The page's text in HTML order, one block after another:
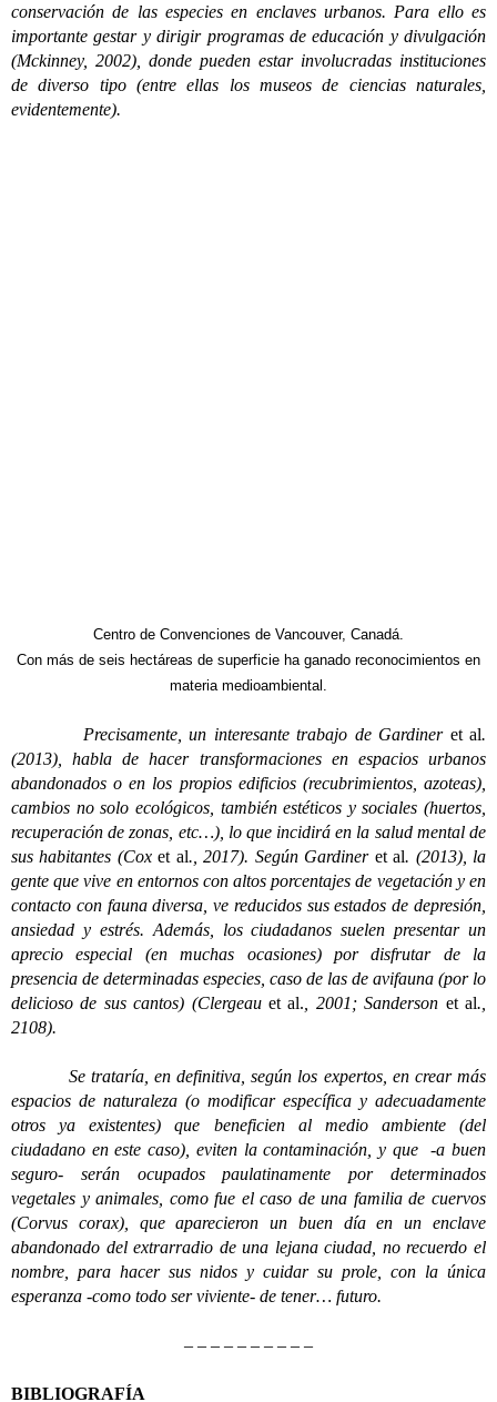
conservación de las especies en enclaves urbanos. Para ello es
importante gestar y dirigir programas de educación y divulgación
(Mckinney, 2002), donde pueden estar involucradas instituciones
de diverso tipo (entre ellas los museos de ciencias naturales,
evidentemente).
Centro de Convenciones de Vancouver, Canadá.
Con más de seis hectáreas de superficie ha ganado reconocimientos en
materia medioambiental.
Precisamente, un interesante trabajo de Gardiner et al.
(2013), habla de hacer transformaciones en espacios urbanos
abandonados o en los propios edificios (recubrimientos, azoteas),
cambios no solo ecológicos, también estéticos y sociales (huertos,
recuperación de zonas, etc…), lo que incidirá en la salud mental de
sus habitantes (Coxet al., 2017). Según Gardiner et al. (2013), la
gente que vive en entornos con altos porcentajes de vegetación y en
contacto con fauna diversa, ve reducidos sus estados de depresión,
ansiedad y estrés. Además, los ciudadanos suelen presentar un
aprecio especial (en muchas ocasiones) por disfrutar de la
presencia de determinadas especies, caso de las de avifauna (por lo
delicioso de sus cantos) (Clergeau et al., 2001; Sanderson et al.,
2108).
Se trataría, en definitiva, según los expertos, en crear más
espacios de naturaleza (o modificar específica y adecuadamente
otros ya existentes) que beneficien al medio ambiente (del
ciudadano en este caso), eviten la contaminación, y que -a buen
seguro- serán ocupados paulatinamente por determinados
vegetales y animales, como fue el caso de una familia de cuervos
(Corvus corax), que aparecieron un buen día en un enclave
abandonado del extrarradio de una lejana ciudad, no recuerdo el
nombre, para hacer sus nidos y cuidar su prole, con la única
esperanza -como todo ser viviente- de tener… futuro.
– – – – – – – – – –
BIBLIOGRAFÍA